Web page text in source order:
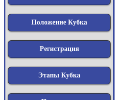
Положение Кубка
Регистрация
Этапы Кубка